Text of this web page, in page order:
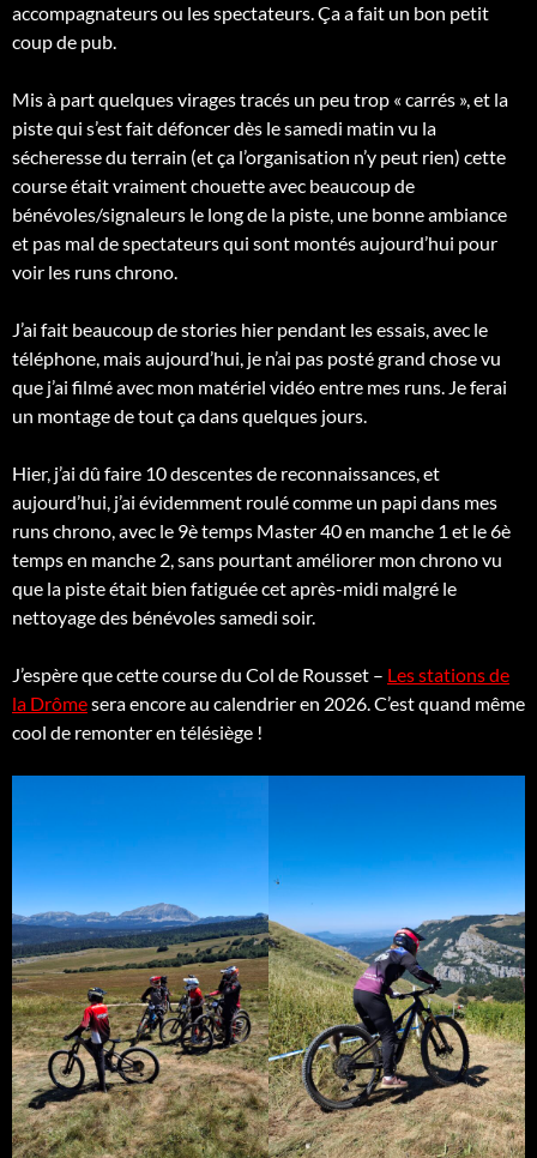
accompagnateurs ou les spectateurs. Ça a fait un bon petit
coup de pub.
Mis à part quelques virages tracés un peu trop « carrés », et la
piste qui s’est fait défoncer dès le samedi matin vu la
sécheresse du terrain (et ça l’organisation n’y peut rien) cette
course était vraiment chouette avec beaucoup de
bénévoles/signaleurs le long de la piste, une bonne ambiance
et pas mal de spectateurs qui sont montés aujourd’hui pour
voir les runs chrono.
J’ai fait beaucoup de stories hier pendant les essais, avec le
téléphone, mais aujourd’hui, je n’ai pas posté grand chose vu
que j’ai filmé avec mon matériel vidéo entre mes runs. Je ferai
un montage de tout ça dans quelques jours.
Hier, j’ai dû faire 10 descentes de reconnaissances, et
aujourd’hui, j’ai évidemment roulé comme un papi dans mes
runs chrono, avec le 9è temps Master 40 en manche 1 et le 6è
temps en manche 2, sans pourtant améliorer mon chrono vu
que la piste était bien fatiguée cet après-midi malgré le
nettoyage des bénévoles samedi soir.
J’espère que cette course du Col de Rousset – Les stations de
la Drômesera encore au calendrier en 2026. C’est quand même
cool de remonter en télésiège !